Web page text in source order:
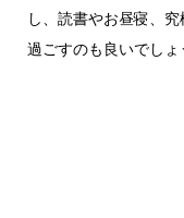
し、読書やお昼寝、
過ごすのも良いでしょ